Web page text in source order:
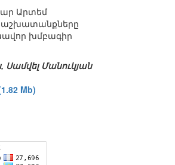
Արտեմ
աշխատանքները
խմբագիր
Սամվել Մանուկյան
Mb)